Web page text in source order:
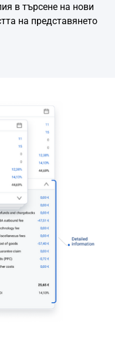
в търсене на нови
на представянето